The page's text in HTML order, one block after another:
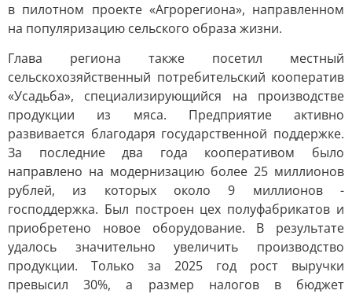
в пилотном проекте «Агрорегиона», направленном
на популяризацию сельского образа жизни.
Глава региона также посетил местный
сельскохозяйственный потребительский кооператив
«Усадьба», специализирующийся на производстве
продукции из мяса. Предприятие активно
развивается благодаря государственной поддержке.
За последние два года кооперативом было
направлено на модернизацию более 25 миллионов
рублей, из которых около 9 миллионов -
господдержка. Был построен цех полуфабрикатов и
приобретено новое оборудование. В результате
удалось значительно увеличить производство
продукции. Только за 2025 год рост выручки
превысил 30%, а размер налогов в бюджет